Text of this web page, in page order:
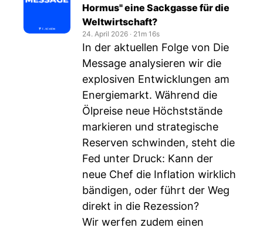
Hormus" eine Sackgasse für die
Weltwirtschaft?
24. April 2026 ‧ 21m 16s
In der aktuellen Folge von Die
Message analysieren wir die
explosiven Entwicklungen am
Energiemarkt. Während die
Ölpreise neue Höchststände
markieren und strategische
Reserven schwinden, steht die
Fed unter Druck: Kann der
neue Chef die Inflation wirklich
bändigen, oder führt der Weg
direkt in die Rezession?
Wir werfen zudem einen